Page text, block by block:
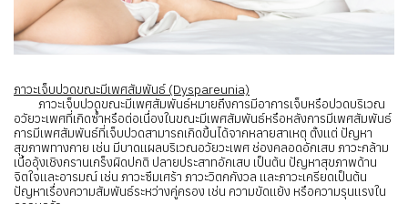
ภาวะเจ็บปวดขณะมีเพศสัมพันธ์ (Dyspareunia)
ภาวะเจ็บปวดขณะมีเพศสัมพันธ์หมายถึงการมีอาการเจ็บหรือปวดบริเวณ
อวัยวะเพศที่เกิดซ้ำหรือต่อเนื่องในขณะมีเพศสัมพันธ์หรือหลังการมีเพศสัมพันธ์
การมีเพศสัมพันธ์ที่เจ็บปวดสามารถเกิดขึ้นได้จากหลายสาเหตุ ตั้งแต่ ปัญหา
สุขภาพทางกาย เช่น มีบาดแผลบริเวณอวัยวะเพศ ช่องคลอดอักเสบ ภาวะกล้าม
เนื้ออุ้งเชิงกรานเกร็งผิดปกติ ปลายประสาทอักเสบ เป็นต้น ปัญหาสุขภาพด้าน
จิตใจและอารมณ์ เช่น ภาวะซึมเศร้า ภาวะวิตกกังวล และภาวะเครียดเป็นต้น
ปัญหาเรื่องความสัมพันธ์ระหว่างคู่ครอง เช่น ความขัดแย้ง หรือความรุนแรงใน